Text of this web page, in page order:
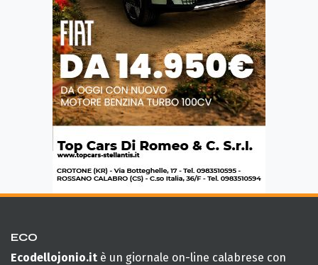
ECO
Ecodellojonio.it è un giornale on-line calabrese con